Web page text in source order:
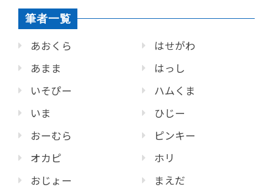
筆者一覧
あおくら
あまま
いそぴー
いま
おーむら
オカピ
おじょー
はせがわ
はっし
ハムくま
ひじー
ピンキー
ホリ
まえだ